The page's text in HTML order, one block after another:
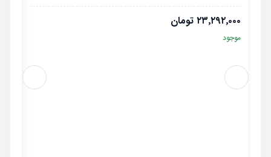
۲۳٬۲۹۲٬۰۰۰ تومان
موجود